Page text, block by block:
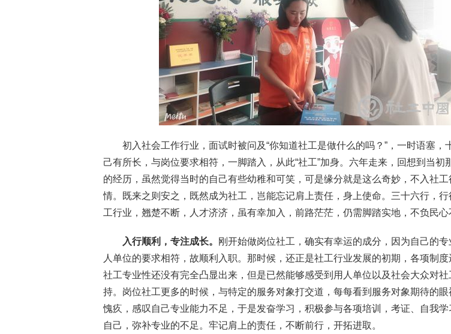
初入社会工作行业，面试时被问及“你知道社工是做什么的吗？”，一时语塞，
己有所长，与岗位要求相符，一脚踏入，从此“社工”加身。六年走来，回想到当初
的经历，虽然觉得当时的自己有些幼稚和可笑，可是缘分就是这么奇妙，不入社工
情。既来之则安之，既然成为社工，岂能忘记肩上责任，身上使命。三十六行，行
工行业，翘楚不断，人才济济，虽有幸加入，前路茫茫，仍需脚踏实地，不负民心
入行顺利，专注成长。
刚开始做岗位社工，确实有幸运的成分，因为自己的专
人单位的要求相符，故顺利入职。那时候，还正是社工行业发展的初期，各项制度
社工专业性还没有完全凸显出来，但是已然能够感受到用人单位以及社会大众对社
持。岗位社工更多的时候，与特定的服务对象打交道，每每看到服务对象期待的
愧疚，感叹自己专业能力不足，于是发奋学习，积极参与各项培训，考证、自我
自己，弥补专业的不足。牢记肩上的责任，不断前行，开拓进取。